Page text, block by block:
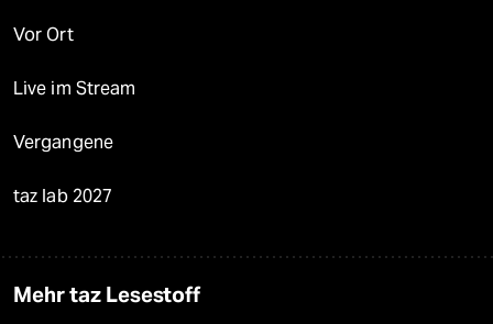
Vor Ort
Live im Stream
Vergangene
taz lab 2027
Mehr taz Lesestoff